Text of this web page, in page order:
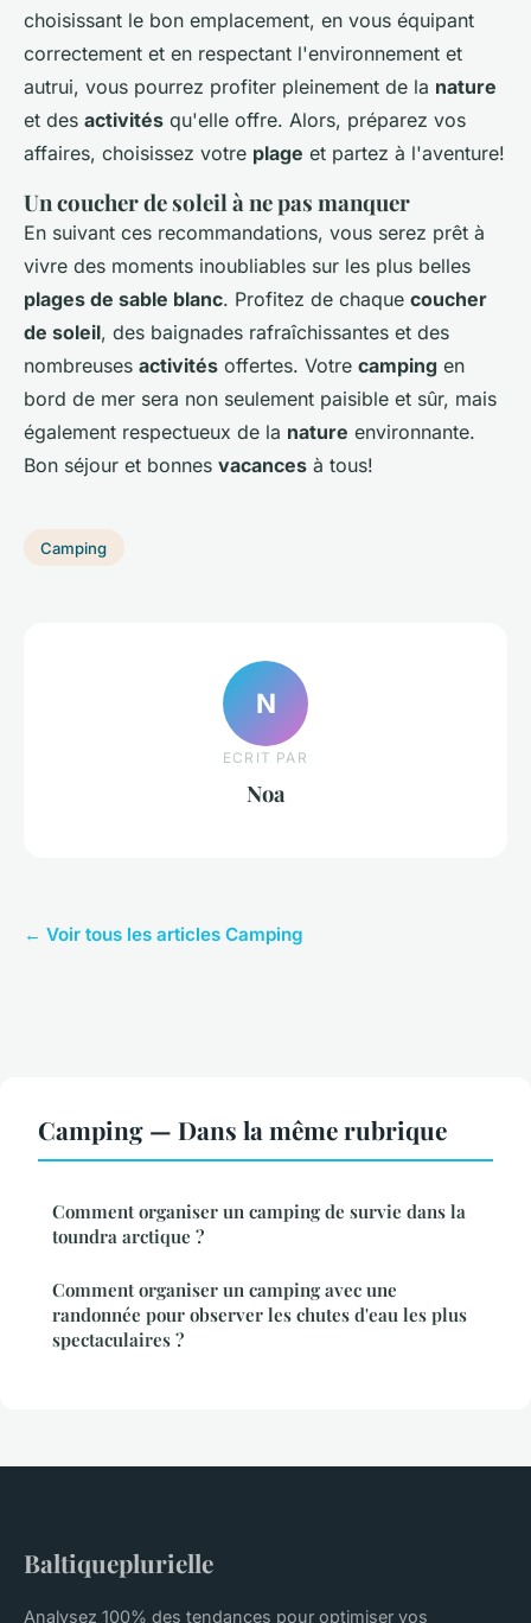
choisissant le bon emplacement, en vous équipant
correctement et en respectant l'environnement et
autrui, vous pourrez profiter pleinement de la nature
et des activités qu'elle offre. Alors, préparez vos
affaires, choisissez votre plage et partez à l'aventure!
Un coucher de soleil à ne pas manquer
En suivant ces recommandations, vous serez prêt à
vivre des moments inoubliables sur les plus belles
plages de sable blanc. Profitez de chaque coucher
de soleil, des baignades rafraîchissantes et des
nombreuses activités offertes. Votre camping en
bord de mer sera non seulement paisible et sûr, mais
également respectueux de la nature environnante.
Bon séjour et bonnes vacances à tous!
Camping
N
ECRIT PAR
Noa
← Voir tous les articles Camping
Camping — Dans la même rubrique
Comment organiser un camping de survie dans la
toundra arctique ?
Comment organiser un camping avec une
randonnée pour observer les chutes d'eau les plus
spectaculaires ?
Baltiqueplurielle
Analysez 100% des tendances pour optimiser vos